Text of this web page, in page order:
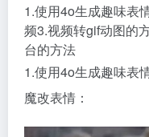
1.使用4o生成趣味表
频3.视频转gif动图的
台的方法
1.使用4o生成趣味表
魔改表情：